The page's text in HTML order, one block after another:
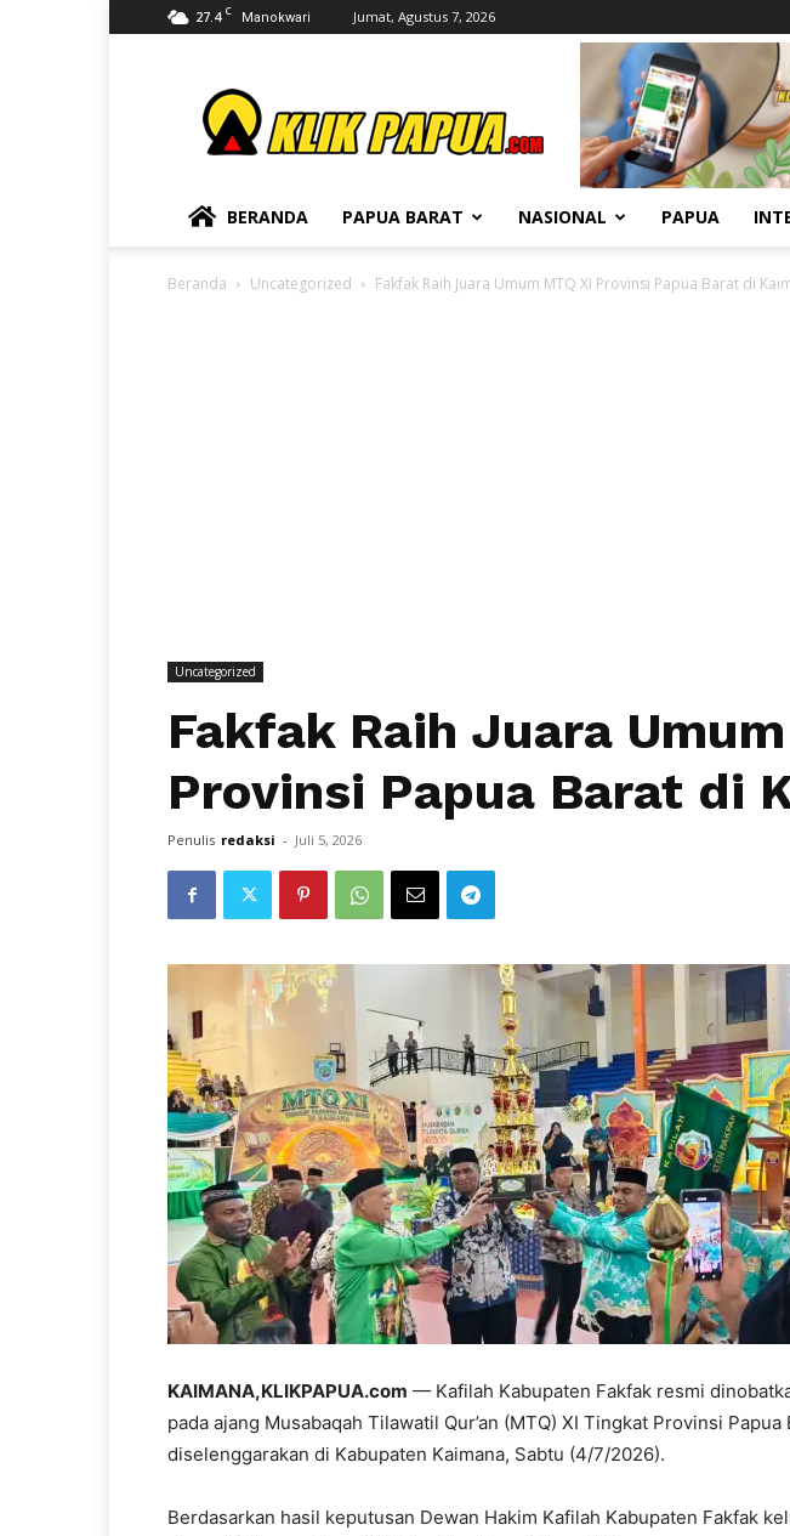
27.4 C Manokwari Jumat, Agustus 7, 2026
BERANDA PAPUA BARAT NASIONAL PAPUA
Beranda Uncategorized Fakfak Raih Juara Umum MTQ XI Provinsi Papua Barat di
Uncategorized
Fakfak Raih Juara Umum
Provinsi Papua Barat di
Penulis redaksi - Juli 5, 2026
KAIMANA,KLIKPAPUA.com — Kafilah Kabupaten Fakfak resmi
pada ajang Musabaqah Tilawatil Qur’an (MTQ) XI Tingkat Provinsi Papua
diselenggarakan di Kabupaten Kaimana, Sabtu (4/7/2026).
Berdasarkan hasil keputusan Dewan Hakim Kafilah Kabupaten Fakfak